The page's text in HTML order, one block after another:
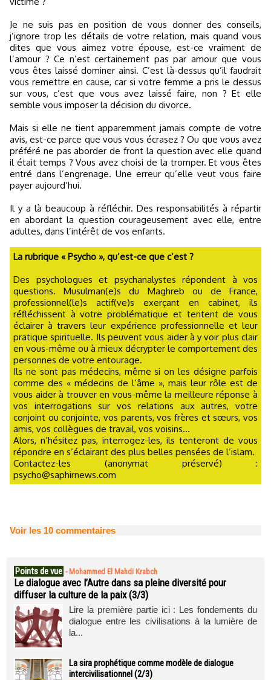
Je ne suis pas en position de vous donner des conseils,
j’ignore trop les détails de votre relation, mais quand vous
dites que vous aimez votre épouse, est-ce vraiment de
l’amour ? Ce n’est certainement pas par amour que vous
vous êtes laissé dominer ainsi. C’est là-dessus qu’il faudrait
vous remettre en cause, car si votre femme a pris le dessus
sur vous, c’est que vous avez laissé faire, non ? Et elle
semble vous imposer la décision du divorce.
Mais si elle ne tient apparemment jamais compte de votre
avis, est-ce parce que vous vous écrasez ? Ou que vous avez
préféré ne pas aborder de front la question avec elle quand
il était temps ? Vous avez choisi de la tromper. Et vous êtes
entré dans l’engrenage. Une erreur qu’elle veut vous faire
payer aujourd’hui.
Il y a là beaucoup à réfléchir. Des responsabilités à répartir
en abordant la question courageusement avec elle, entre
adultes, dans l’intérêt de vos enfants.
La rubrique « Psycho », qu’est-ce que c’est ?
Des psychologues et psychanalystes répondent à vos
questions. Musulman(e)s du Maghreb ou de France,
professionnel(le)s actif(ve)s exerçant en cabinet, ils
réfléchissent à votre problématique et tentent de vous
éclairer à travers leur expérience professionnelle et leur
pratique spirituelle. Ils peuvent vous aider à y voir plus clair
en vous-même ou à mieux décrypter le comportement des
personnes de votre entourage.
Ils ne sont pas médecins, même si on les désigne parfois
comme des « médecins de l’âme », mais leur rôle est de
vous aider à trouver en vous-même la meilleure réponse à
vos interrogations sur vos relations aux autres, votre
conjoint ou conjointe, vos parents, vos frères et sœurs, vos
amis, vos collègues de travail, vos voisins...
Alors, n’hésitez pas, interrogez-les, ils tenteront de vous
répondre en s’éclairant des plus belles pensées de l’islam.
Contactez-les (anonymat préservé) :
psycho@saphirnews.com
Voir les 10 commentaires
Points de vue - Mohammed El Mahdi Krabch
Le dialogue avec l’Autre dans sa pleine diversité pour
diffuser la culture de la paix (3/3)
Lire la première partie ici : Les fondements du
dialogue entre les civilisations à la lumière de
la...
La sira prophétique comme modèle de dialogue
intercivilisationnel (2/3)